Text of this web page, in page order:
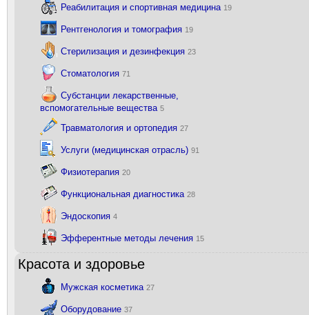
Реабилитация и спортивная медицина 19
Рентгенология и томография 19
Стерилизация и дезинфекция 23
Стоматология 71
Субстанции лекарственные,
вспомогательные вещества 5
Травматология и ортопедия 27
Услуги (медицинская отрасль) 91
Физиотерапия 20
Функциональная диагностика 28
Эндоскопия 4
Эфферентные методы лечения 15
Красота и здоровье
Мужская косметика 27
Оборудование 37